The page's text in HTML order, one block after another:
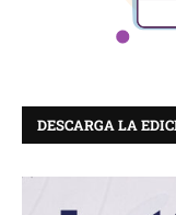
DESCARGA LA